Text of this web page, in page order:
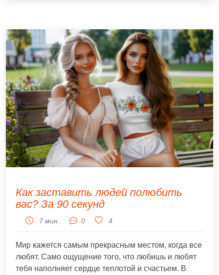
Как заставить людей полюбить
вас? За 90 секунд
7 мин. 0 4
Мир кажется самым прекрасным местом, когда все
любят. Само ощущение того, что любишь и любят
тебя наполняет сердце теплотой и счастьем. В